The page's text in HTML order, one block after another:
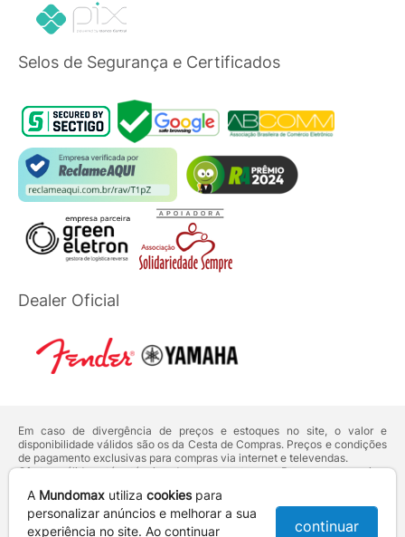
Selos de Segurança e Certificados
Dealer Oficial
Em caso de divergência de preços e estoques no site, o valor e
disponibilidade válidos são os da Cesta de Compras. Preços e condições
de pagamento exclusivas para compras via internet e televendas.
Ofertas válidas até o término de nossos estoques. Para compras acima
deVenda Corporativa.
Os preços apresentados no site prevalecem sobre outros anunciados em
qualquer outro meio de comunicação ou sites de buscas. Código de
A Mundomax utiliza cookiespara
personalizar anúncios e melhorar a sua
experiência no site. Ao continuar
continuar